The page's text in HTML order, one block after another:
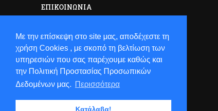
Με την επίσκεψη στο site μας, αποδέχεστε τη
χρήση Cookies , με σκοπό τη βελτίωση των
υπηρεσιών που σας παρέχουμε καθώς και
την Πολιτική Προστασίας Προσωπικών
Δεδομένων μας. Περισσότερα
Κατάλαβα!
ΕΠΙΚΟΙΝΩΝΊΑ
Τηλ: +30 2821063941
Email:sales[at]hostsun[dot]com